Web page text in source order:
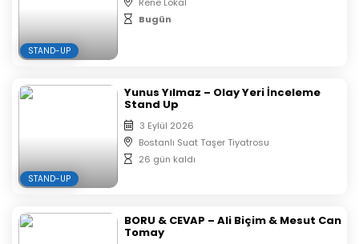
STAND-UP
Bugün
STAND-UP
Yunus Yılmaz – Olay Yeri İnceleme
Stand Up
3 Eylül 2026
Bostanlı Suat Taşer Tiyatrosu
26 gün kaldı
BORU & CEVAP – Ali Biçim & Mesut Can
Tomay